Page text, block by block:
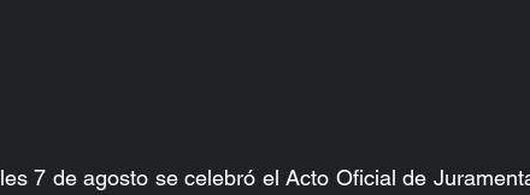
7 de agosto se celebró el Acto Oficial de